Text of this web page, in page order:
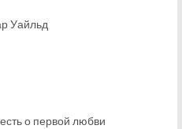
Уайльд
о первой любви